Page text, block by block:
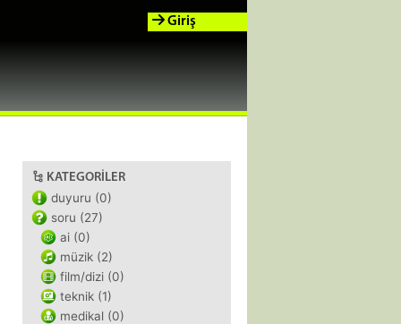
Giriş
KATEGORILER
duyuru (0)
soru (27)
ai (0)
müzik (2)
film/dizi (0)
teknik (1)
medikal (0)